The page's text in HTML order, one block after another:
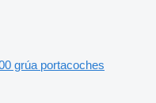
grúa portacoches